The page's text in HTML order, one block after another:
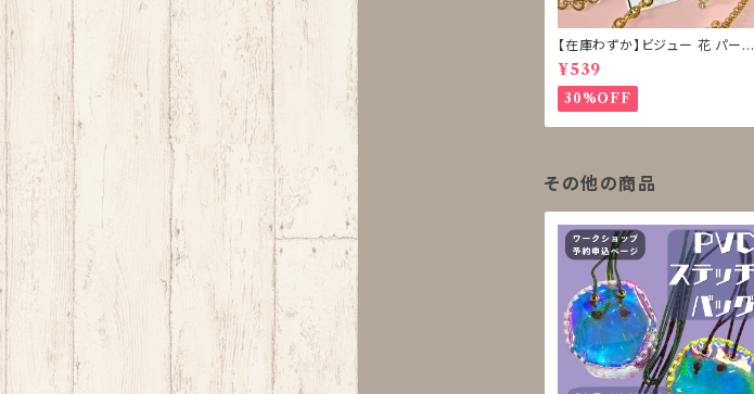
【在庫わずか】ビジュー 花 パール
ボタン 再販なし
¥539
30%OFF
その他の商品